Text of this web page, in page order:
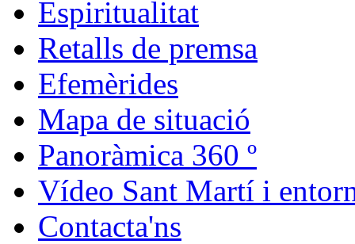
Espiritualitat
Retalls de premsa
Efemèrides
Mapa de situació
Panoràmica 360 º
Vídeo Sant Martí i
Contacta'ns